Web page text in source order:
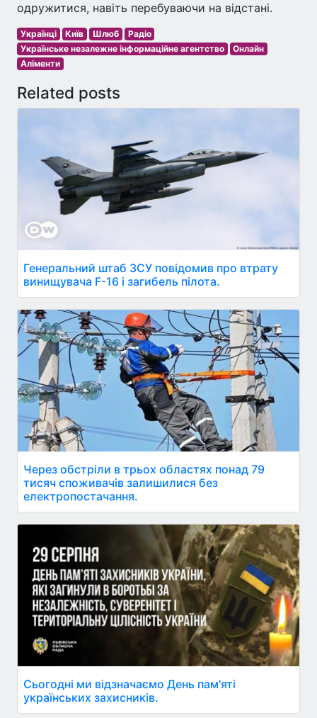
одружитися, навіть перебуваючи на відстані.
Українці Київ Шлюб
Радіо
Українське незалежне інформаційне агентство
Онлайн
Аліменти
Related posts
Генеральний штаб ЗСУ повідомив про втрату
винищувача F-16 і загибель пілота.
Через обстріли в трьох областях понад 79
тисяч споживачів залишилися без
електропостачання.
Сьогодні ми відзначаємо День пам'яті
українських захисників.